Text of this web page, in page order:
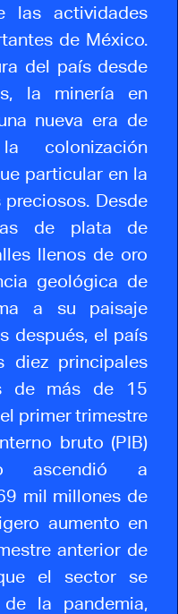
las actividades
de México.
del país desde
la minería en
nueva era de
colonización
particular en la
Desde
de plata de
llenos de oro
geológica de
a su paisaje
después, el país
diez principales
de más de 15
primer trimestre
bruto (PIB)
ascendió a
mil millones de
aumento en
anterior de
el sector se
la pandemia,